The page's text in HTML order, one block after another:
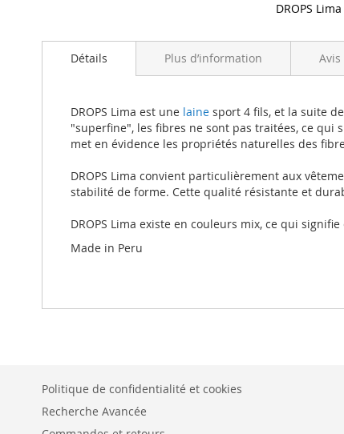
DROPS
to
images
gallery
Détails
DROPS Lima est une laine sport 4 fils, et la suite
"superfine", les fibres ne sont pas traitées, ce qui
met en évidence les propriétés naturelles des
DROPS Lima convient particulièrement aux
stabilité de forme. Cette qualité résistante et
DROPS Lima existe en couleurs mix, ce qui signifie
Made in Peru
Plus d’information Avis
Politique de confidentialité et cookies
Recherche Avancée